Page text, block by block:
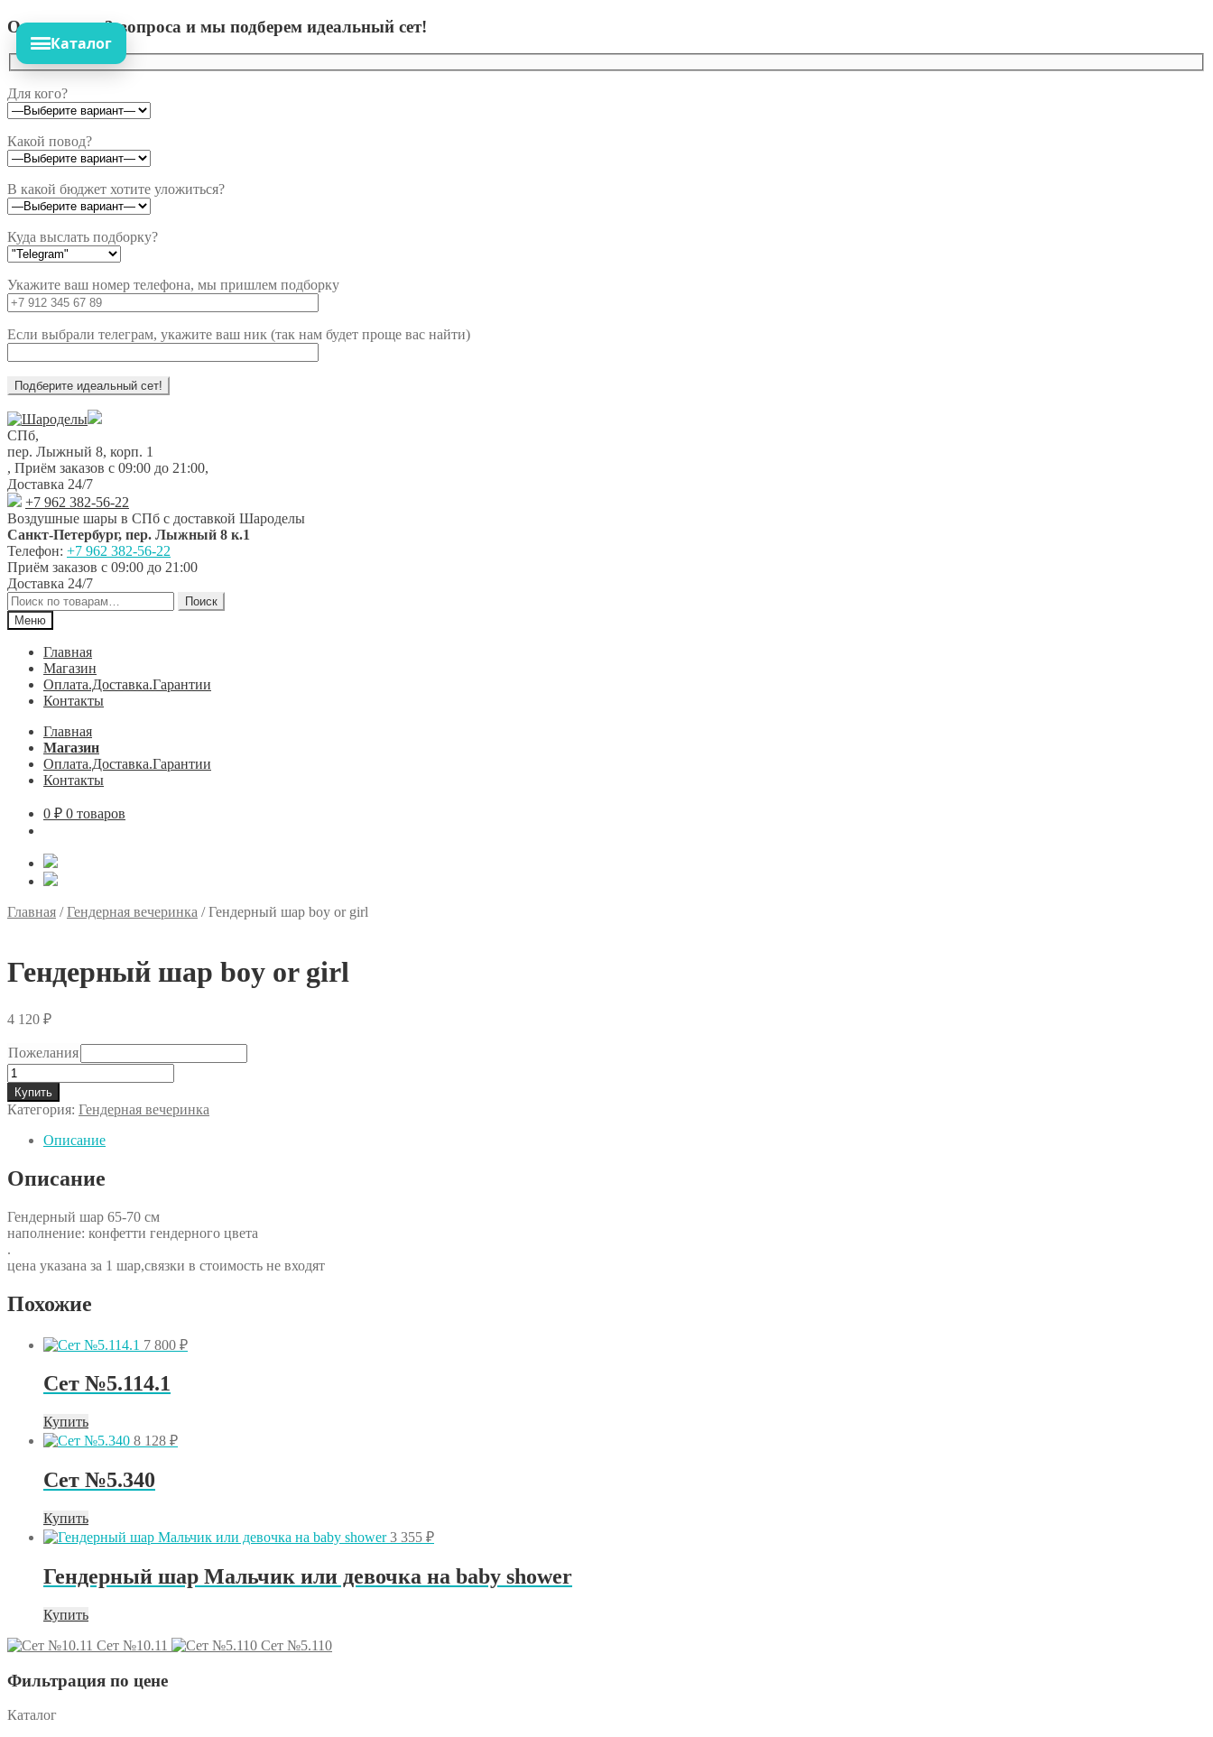
Ответьте на 3 вопроса и мы подберем идеальный сет!
Для кого?
Какой повод?
В какой бюджет хотите уложиться?
Куда выслать подборку?
Укажите ваш номер телефона, мы пришлем подборку
Если выбрали телеграм, укажите ваш ник (так нам будет проще вас найти)
Перейти
к
навигации
Перейти
к
содержимому
СПб,
пер. Лыжный 8, корп. 1
, Приём заказов с 09:00 до 21:00,
Доставка 24/7
+7 962 382-56-22
Воздушные шары в СПб с доставкой Шароделы
Санкт-Петербург, пер. Лыжный 8 к.1
Телефон: +7 962 382-56-22
Приём заказов с 09:00 до 21:00
Доставка 24/7
Искать:
Поиск
Меню
Главная
Магазин
Оплата.Доставка.Гарантии
Контакты
Главная
Магазин
Оплата.Доставка.Гарантии
Контакты
0 ₽ 0 товаров
Каталог
Главная /Гендерная вечеринка /Гендерный шар boy or girl
Гендерный шар boy or girl
4 120 ₽
Пожелания
Количество
товара
Гендерный
шар
girl
Купить
Категория: Гендерная вечеринка
Описание
Описание
Гендерный шар 65-70 см
наполнение: конфетти гендерного цвета
.
цена указана за 1 шар,связки в стоимость не входят
Похожие
7 800 ₽
Сет №5.114.1
Купить
8 128 ₽
Сет №5.340
Купить
3 355 ₽
Гендерный шар Мальчик или девочка на baby shower
Купить
Сет №10.11
Сет №5.110
Фильтрация по цене
Каталог